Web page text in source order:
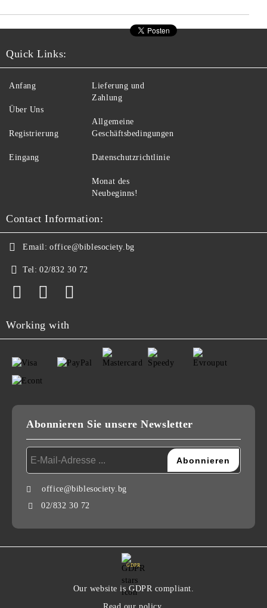
Quick Links:
Anfang
Über Uns
Registrierung
Eingang
Lieferung und
Zahlung
Allgemeine
Geschäftsbedingungen
Datenschutzrichtlinie
Monat des
Neubeginns!
Contact Information:
Email: office@biblesociety.bg
Tel: 02/832 30 72
Working with
Abonnieren Sie unsere Newsletter
office@biblesociety.bg
02/832 30 72
GDPR
Our website is GDPR compliant.